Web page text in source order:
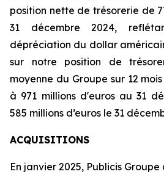
position nette de trésorerie de
31 décembre 2024,
dépréciation du dollar
sur notre position de
moyenne du Groupe sur 12
à 971 millions d'euros au 31
585 millions d’euros le 31
ACQUISITIONS
En janvier 2025, Publicis